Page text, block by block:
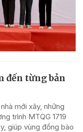
đến từng bản
mới xây, những
trình MTQG 1719
giúp vùng đồng bào